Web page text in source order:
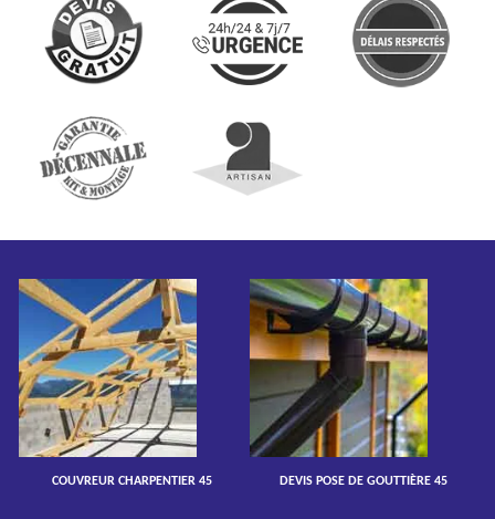
COUVREUR CHARPENTIER 45 DEVIS POSE DE GOUTTIÈRE 45